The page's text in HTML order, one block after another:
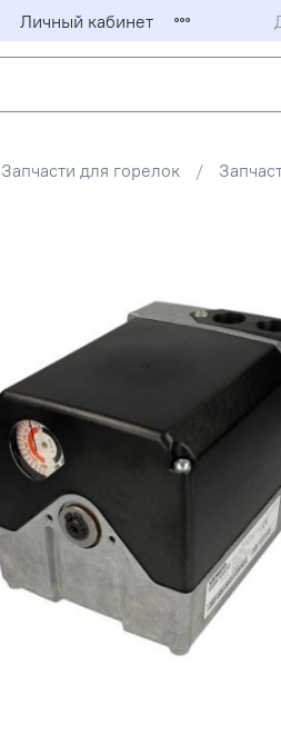
Личный кабинет
Запчасти для горелок